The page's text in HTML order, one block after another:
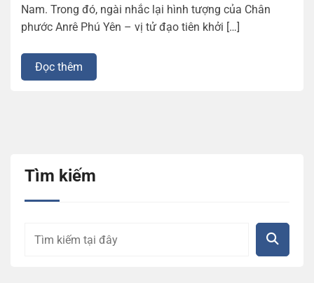
Nam. Trong đó, ngài nhắc lại hình tượng của Chân
phước Anrê Phú Yên – vị tử đạo tiên khởi […]
Đọc thêm
Tìm kiếm